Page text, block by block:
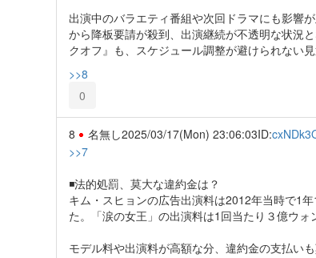
出演中のバラエティ番組や次回ドラマにも影響
から降板要請が殺到、出演継続が不透明な状況
クオフ』も、スケジュール調整が避けられない見
>>8
0
8 名無し2025/03/17(Mon) 23:06:03ID:
>>7
◾️法的処罰、莫大な違約金は？
キム・スヒョンの広告出演料は2012年当時で1
た。「涙の女王」の出演料は1回当たり３億ウォ
モデル料や出演料が高額な分、違約金の支払い